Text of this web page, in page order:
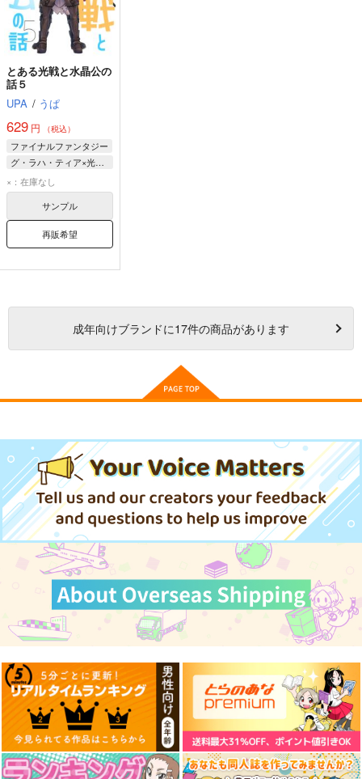
とある光戦と水晶公の
話５
UPA / うぱ
629 円 （税込）
ファイナルファンタジー
グ・ラハ・ティア×光の戦士♀
光の戦士♀
グ・ラハ・ティア
×：在庫なし
サンプル
再販希望
成年向けブランドに17件の商品があります